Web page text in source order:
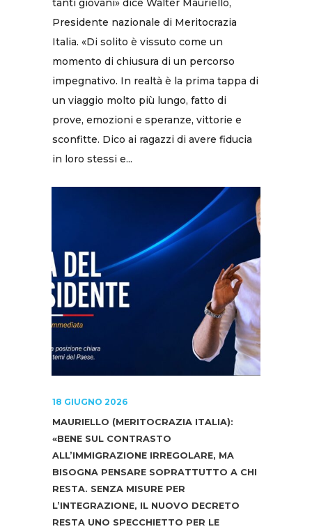
tanti giovani» dice Walter Mauriello,
Presidente nazionale di Meritocrazia
Italia. «Di solito è vissuto come un
momento di chiusura di un percorso
impegnativo. In realtà è la prima tappa di
un viaggio molto più lungo, fatto di
prove, emozioni e speranze, vittorie e
sconfitte. Dico ai ragazzi di avere fiducia
in loro stessi e...
18 GIUGNO 2026
MAURIELLO (MERITOCRAZIA ITALIA):
«BENE SUL CONTRASTO
ALL’IMMIGRAZIONE IRREGOLARE, MA
BISOGNA PENSARE SOPRATTUTTO A CHI
RESTA. SENZA MISURE PER
L’INTEGRAZIONE, IL NUOVO DECRETO
RESTA UNO SPECCHIETTO PER LE